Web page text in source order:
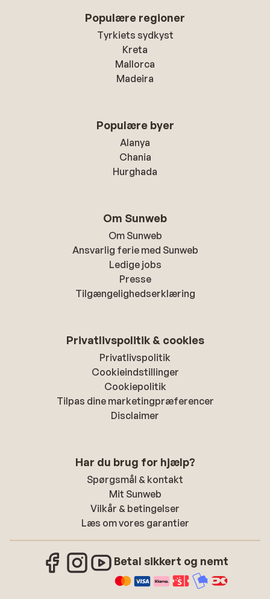
Populære regioner
Tyrkiets sydkyst
Kreta
Mallorca
Madeira
Populære byer
Alanya
Chania
Hurghada
Om Sunweb
Om Sunweb
Ansvarlig ferie med Sunweb
Ledige jobs
Presse
Tilgængelighedserklæring
Privatlivspolitik & cookies
Privatlivspolitik
Cookieindstillinger
Cookiepolitik
Tilpas dine marketingpræferencer
Disclaimer
Har du brug for hjælp?
Spørgsmål & kontakt
Mit Sunweb
Vilkår & betingelser
Læs om vores garantier
Betal sikkert og nemt